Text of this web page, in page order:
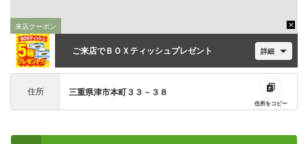
来店クーポン
ご来店でＢＯＸティッシュプレゼント 詳細
住所 三重県津市本町３３－３８
住所をコピー